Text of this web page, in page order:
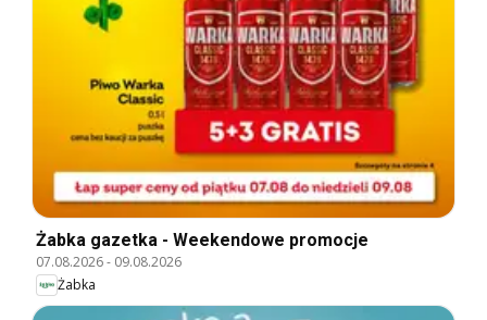
Żabka gazetka - Weekendowe promocje
07.08.2026- 09.08.2026
Żabka